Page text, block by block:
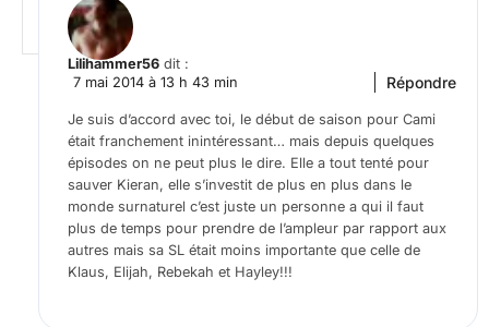
Lilihammer56 dit :
7 mai 2014 à 13 h 43 min
Je suis d’accord avec toi, le début de saison pour Cami
était franchement inintéressant… mais depuis quelques
épisodes on ne peut plus le dire. Elle a tout tenté pour
sauver Kieran, elle s’investit de plus en plus dans le
monde surnaturel c’est juste un personne a qui il faut
plus de temps pour prendre de l’ampleur par rapport aux
autres mais sa SL était moins importante que celle de
Klaus, Elijah, Rebekah et Hayley!!!
Répondre